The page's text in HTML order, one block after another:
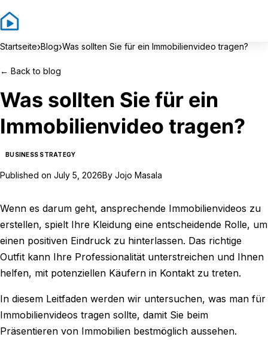
Startseite›Blog›Was sollten Sie für ein Immobilienvideo tragen?
← Back to blog
Was sollten Sie für ein
Immobilienvideo tragen?
BUSINESS STRATEGY
Published on July 5, 2026By Jojo Masala
Wenn es darum geht, ansprechende Immobilienvideos zu
erstellen, spielt Ihre Kleidung eine entscheidende Rolle, um
einen positiven Eindruck zu hinterlassen. Das richtige
Outfit kann Ihre Professionalität unterstreichen und Ihnen
helfen, mit potenziellen Käufern in Kontakt zu treten.
In diesem Leitfaden werden wir untersuchen, was man für
Immobilienvideos tragen sollte, damit Sie beim
Präsentieren von Immobilien bestmöglich aussehen.